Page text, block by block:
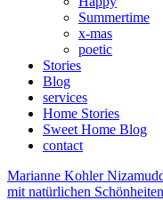
Summertime
x-mas
poetic
Stories
Blog
services
Home Stories
Sweet Home Blog
contact
Marianne Kohler
mit natürlichen Schönheiten